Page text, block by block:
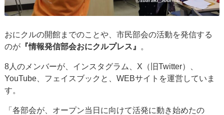
おにクルの開館までのことや、市民部会の活動を発信する
のが 『情報発信部会おにクルプレス』 。
8人のメンバーが、インスタグラム、X（旧Twitter）、
YouTube、フェイスブックと、WEBサイトを運営していま
す。
「各部会が、オープン当日に向けて活発に動き始めたの